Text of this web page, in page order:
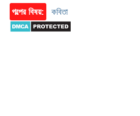
গল্পের বিষয়: কবিতা